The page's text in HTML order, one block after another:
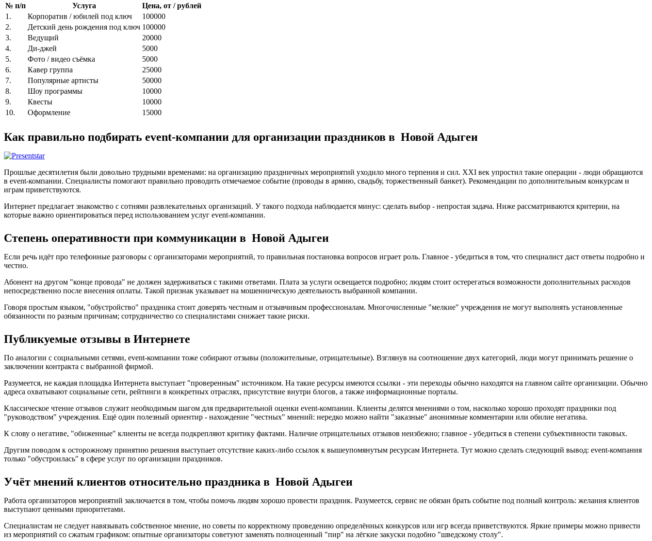
№ п/п
Услуга
Цена, от / рублей
1.
Корпоратив / юбилей под ключ
100000
2.
Детский день рождения под ключ 100000
3.
Ведущий
20000
4.
Ди-джей
5000
5.
Фото / видео съёмка
5000
6.
Кавер группа
25000
7.
Популярные артисты
50000
8.
Шоу программы
10000
9.
Квесты
10000
10.
Оформление 15000
Как правильно подбирать event-компании для организации праздников в Новой Адыгеи
Прошлые десятилетия были довольно трудными временами: на организацию праздничных мероприятий уходило много терпения и сил. XXI век упростил такие операции - люди обращаются
в event-компании. Специалисты помогают правильно проводить отмечаемое событие (проводы в армию, свадьбу, торжественный банкет). Рекомендации по дополнительным конкурсам и
играм приветствуются.
Интернет предлагает знакомство с сотнями развлекательных организаций. У такого подхода наблюдается минус: сделать выбор - непростая задача. Ниже рассматриваются критерии, на
которые важно ориентироваться перед использованием услуг event-компании.
Степень оперативности при коммуникации в Новой Адыгеи
Если речь идёт про телефонные разговоры с организаторами мероприятий, то правильная постановка вопросов играет роль. Главное - убедиться в том, что специалист даст ответы подробно и
честно.
Абонент на другом "конце провода" не должен задерживаться с такими ответами. Плата за услуги освещается подробно; людям стоит остерегаться возможности дополнительных расходов
непосредственно после внесения оплаты. Такой признак указывает на мошенническую деятельность выбранной компании.
Говоря простым языком, "обустройство" праздника стоит доверять честным и отзывчивым профессионалам. Многочисленные "мелкие" учреждения не могут выполнять установленные
обязанности по разным причинам; сотрудничество со специалистами снижает такие риски.
Публикуемые отзывы в Интернете
По аналогии с социальными сетями, event-компании тоже собирают отзывы (положительные, отрицательные). Взглянув на соотношение двух категорий, люди могут принимать решение о
заключении контракта с выбранной фирмой.
Разумеется, не каждая площадка Интернета выступает "проверенным" источником. На такие ресурсы имеются ссылки - эти переходы обычно находятся на главном сайте организации. Обычно
адреса охватывают социальные сети, рейтинги в конкретных отраслях, присутствие внутри блогов, а также информационные порталы.
Классическое чтение отзывов служит необходимым шагом для предварительной оценки event-компании. Клиенты делятся мнениями о том, насколько хорошо проходят праздники под
"руководством" учреждения. Ещё один полезный ориентир - нахождение "честных" мнений: нередко можно найти "заказные" анонимные комментарии или обилие негатива.
К слову о негативе, "обиженные" клиенты не всегда подкрепляют критику фактами. Наличие отрицательных отзывов неизбежно; главное - убедиться в степени субъективности таковых.
Другим поводом к осторожному принятию решения выступает отсутствие каких-либо ссылок к вышеупомянутым ресурсам Интернета. Тут можно сделать следующий вывод: event-компания
только "обустроилась" в сфере услуг по организации праздников.
Учёт мнений клиентов относительно праздника в Новой Адыгеи
Работа организаторов мероприятий заключается в том, чтобы помочь людям хорошо провести праздник. Разумеется, сервис не обязан брать событие под полный контроль: желания клиентов
выступают ценными приоритетами.
Специалистам не следует навязывать собственное мнение, но советы по корректному проведению определённых конкурсов или игр всегда приветствуются. Яркие примеры можно привести
из мероприятий со сжатым графиком: опытные организаторы советуют заменять полноценный "пир" на лёгкие закуски подобно "шведскому столу".